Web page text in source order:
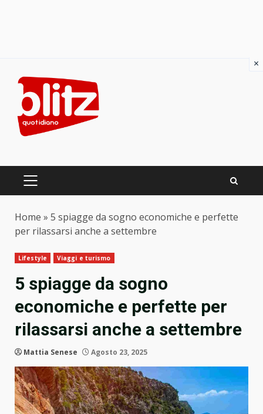
content
PRIMARY
Home » 5 spiagge da sogno economiche e perfette
per rilassarsi anche a settembre
Lifestyle Viaggi e turismo
5 spiagge da sogno
economiche e perfette per
rilassarsi anche a settembre
Mattia Senese Agosto 23, 2025
×